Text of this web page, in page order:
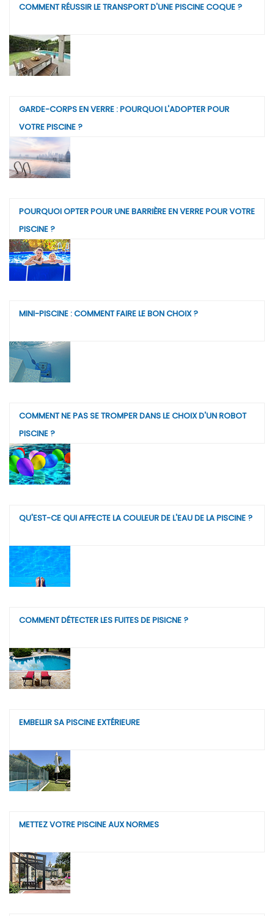
COMMENT RÉUSSIR LE TRANSPORT D'UNE PISCINE COQUE ?
GARDE-CORPS EN VERRE : POURQUOI L'ADOPTER POUR
VOTRE PISCINE ?
POURQUOI OPTER POUR UNE BARRIÈRE EN VERRE POUR VOTRE
PISCINE ?
MINI-PISCINE : COMMENT FAIRE LE BON CHOIX ?
COMMENT NE PAS SE TROMPER DANS LE CHOIX D'UN ROBOT
PISCINE ?
QU'EST-CE QUI AFFECTE LA COULEUR DE L'EAU DE LA PISCINE ?
COMMENT DÉTECTER LES FUITES DE PISICNE ?
EMBELLIR SA PISCINE EXTÉRIEURE
METTEZ VOTRE PISCINE AUX NORMES